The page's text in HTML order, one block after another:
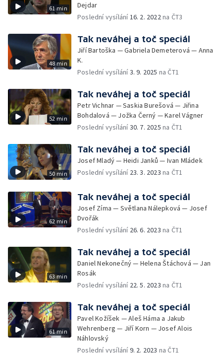
61 min
Dejdar
Poslední vysílání16. 2. 2022na ČT3
48 min
Tak neváhej a toč speciál
Jiří Bartoška — Gabriela Demeterová — Anna
K.
Poslední vysílání3. 9. 2025 na ČT1
52 min
Tak neváhej a toč speciál
Petr Vichnar — Saskia Burešová — Jiřina
Bohdalová — Jožka Černý — Karel Vágner
Poslední vysílání30. 7. 2025 na ČT1
50 min
Tak neváhej a toč speciál
Josef Mladý — Heidi Janků — Ivan Mládek
Poslední vysílání 23. 3. 2023 na ČT1
62 min
Tak neváhej a toč speciál
Josef Zíma — Světlana Nálepková — Josef
Dvořák
Poslední vysílání 26. 6. 2023 na ČT1
63 min
Tak neváhej a toč speciál
Daniel Nekonečný — Helena Štáchová — Jan
Rosák
Poslední vysílání 22. 5. 2023 na ČT1
61 min
Tak neváhej a toč speciál
Pavel Kožíšek — Aleš Háma a Jakub
Wehrenberg — Jiří Korn — Josef Alois
Náhlovský
Poslední vysílání9. 2. 2023 na ČT1